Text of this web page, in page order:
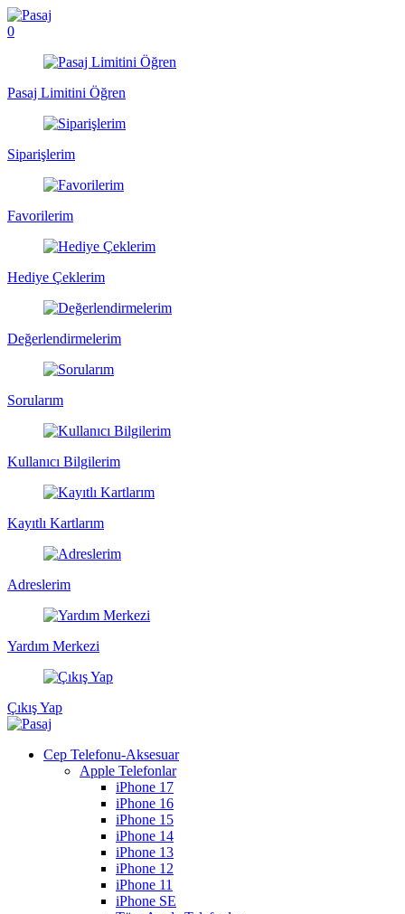
0
Pasaj Limitini Öğren
Siparişlerim
Favorilerim
Hediye Çeklerim
Değerlendirmelerim
Sorularım
Kullanıcı Bilgilerim
Kayıtlı Kartlarım
Adreslerim
Yardım Merkezi
Çıkış Yap
Cep Telefonu-Aksesuar
Apple Telefonlar
iPhone 17
iPhone 16
iPhone 15
iPhone 14
iPhone 13
iPhone 12
iPhone 11
iPhone SE